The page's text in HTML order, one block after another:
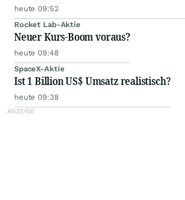
heute 09:52
Rocket Lab-Aktie
Neuer Kurs-Boom voraus?
heute 09:48
SpaceX-Aktie
Ist 1 Billion US$ Umsatz realistisch?
heute 09:38